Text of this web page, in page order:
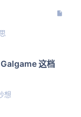
Galgame 这档
想